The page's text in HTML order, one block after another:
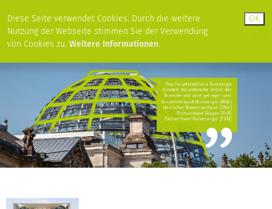
Diese Seite verwendet Cookies. Durch die weitere
Nutzung der Webseite stimmen Sie der Verwendung
von Cookies zu. Weitere Informationen.